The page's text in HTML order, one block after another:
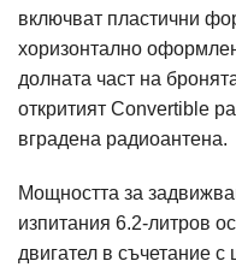
включват пластични
хоризонтално
долната част на
откритият Convertible
вградена радиоантена.
Мощността за
изпитания 6.2-литров
двигател в съчетание